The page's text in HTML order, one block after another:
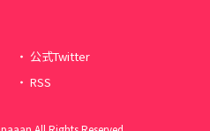
公式Twitter
RSS